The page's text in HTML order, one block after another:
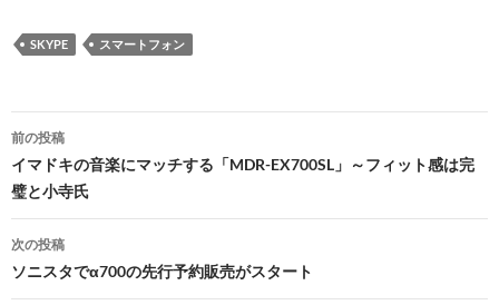
SKYPE スマートフォン
投
稿
ナ
ビ
ゲ
前の投稿
イマドキの音楽にマッチする「MDR-EX700SL」～フィット感は完
璧と小寺氏
次の投稿
ソニスタでα700の先行予約販売がスタート